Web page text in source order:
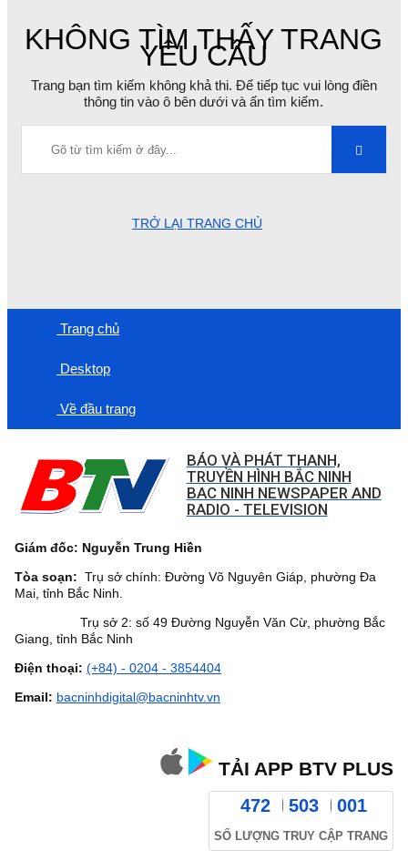
KHÔNG TÌM THẤY TRANG
YÊU CẦU
Trang bạn tìm kiếm không khả thi. Để tiếp tục vui lòng điền
thông tin vào ô bên dưới và ấn tìm kiếm.
TRỞ LẠI TRANG CHỦ
Trang chủ
Desktop
Về đầu trang
BÁO VÀ PHÁT THANH,
TRUYỀN HÌNH BẮC NINH
BAC NINH NEWSPAPER AND
RADIO - TELEVISION
Giám đốc: Nguyễn Trung Hiền
Tòa soạn: Trụ sở chính: Đường Võ Nguyên Giáp, phường Đa
Mai, tỉnh Bắc Ninh.
Trụ sở 2: số 49 Đường Nguyễn Văn Cừ, phường Bắc
Giang, tỉnh Bắc Ninh
Điện thoại: (+84) - 0204 - 3854404
Email: bacninhdigital@bacninhtv.vn
TẢI APP BTV PLUS
472 503 001
SỐ LƯỢNG TRUY CẬP TRANG